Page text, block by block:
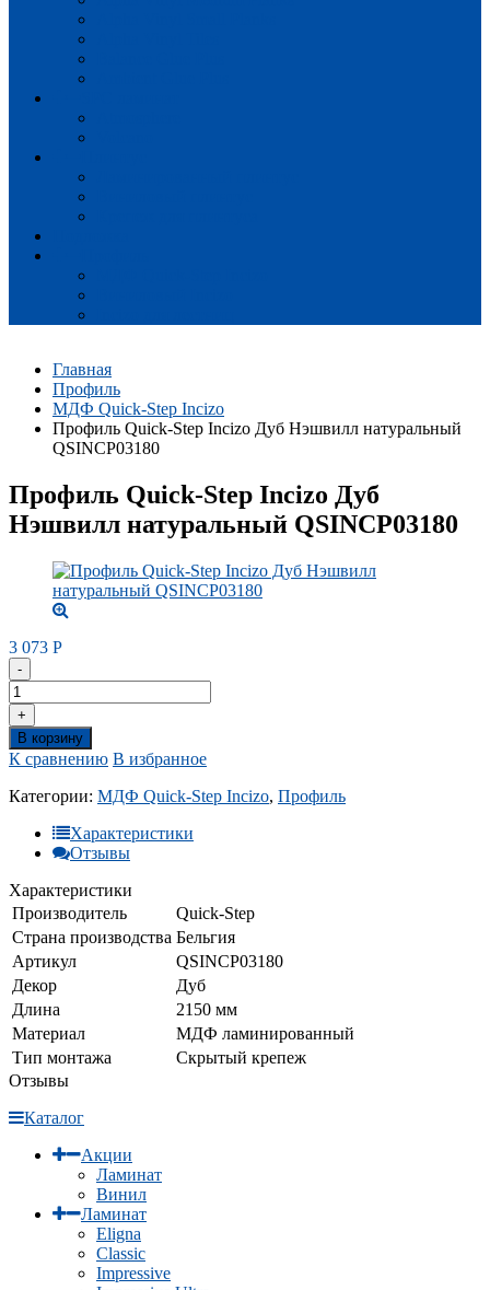
Главная
Профиль
МДФ Quick-Step Incizo
Профиль Quick-Step Incizo Дуб Нэшвилл натуральный
QSINCP03180
Профиль Quick-Step Incizo Дуб
Нэшвилл натуральный QSINCP03180
3 073 Р
-
+
В корзину
К сравнению В избранное
Категории: МДФ Quick-Step Incizo, Профиль
Характеристики
Отзывы
Характеристики
Производитель
Quick-Step
Страна производства Бельгия
Артикул
QSINCP03180
Декор
Дуб
Длина
2150 мм
Материал
МДФ ламинированный
Тип монтажа
Скрытый крепеж
Отзывы
Каталог
Акции
Ламинат
Винил
Ламинат
Eligna
Classic
Impressive